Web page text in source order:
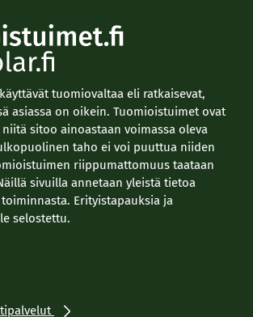
tuomiovaltaa eli ratkaisevat,
asiassa on oikein. Tuomioistuimet ovat
sitoo ainoastaan voimassa oleva
taho ei voi puuttua niiden
riippumattomuus taataan
sivuilla annetaan yleistä tietoa
Erityistapauksia ja
selostettu.